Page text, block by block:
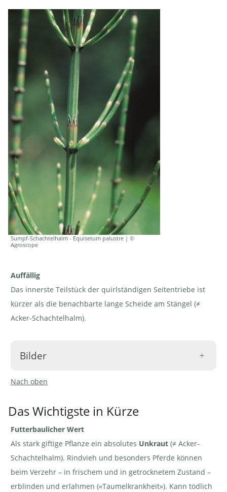
Sumpf-Schachtelhalm - Equisetum palustre | ©
Agroscope
Auffällig
Das innerste Teilstück der quirlständigen Seitentriebe ist
kürzer als die benachbarte lange Scheide am Stängel (≠
Acker-Schachtelhalm).
Bilder
Sumpf-
- Equisetum
palustre | ©
Agroscope
Sumpf-
- Equisetum
palustre. Als
Bestand | ©
Agroscope
an Tümpel | © e-pics A.Krebs
Nach oben
Das Wichtigste in Kürze
Futterbaulicher Wert
Als stark giftige Pflanze ein absolutes Unkraut (≠ Acker-
Schachtelhalm). Rindvieh und besonders Pferde können
beim Verzehr – in frischem und in getrocknetem Zustand –
erblinden und erlahmen («Taumelkrankheit»). Kann tödlich